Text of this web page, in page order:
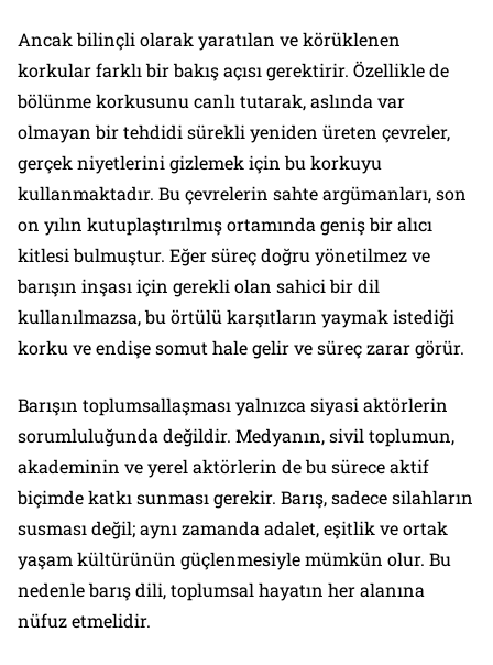
Ancak bilinçli olarak yaratılan ve körüklenen
korkular farklı bir bakış açısı gerektirir. Özellikle de
bölünme korkusunu canlı tutarak, aslında var
olmayan bir tehdidi sürekli yeniden üreten çevreler,
gerçek niyetlerini gizlemek için bu korkuyu
kullanmaktadır. Bu çevrelerin sahte argümanları, son
on yılın kutuplaştırılmış ortamında geniş bir alıcı
kitlesi bulmuştur. Eğer süreç doğru yönetilmez ve
barışın inşası için gerekli olan sahici bir dil
kullanılmazsa, bu örtülü karşıtların yaymak istediği
korku ve endişe somut hale gelir ve süreç zarar görür.
Barışın toplumsallaşması yalnızca siyasi aktörlerin
sorumluluğunda değildir. Medyanın, sivil toplumun,
akademinin ve yerel aktörlerin de bu sürece aktif
biçimde katkı sunması gerekir. Barış, sadece silahların
susması değil; aynı zamanda adalet, eşitlik ve ortak
yaşam kültürünün güçlenmesiyle mümkün olur. Bu
nedenle barış dili, toplumsal hayatın her alanına
nüfuz etmelidir.